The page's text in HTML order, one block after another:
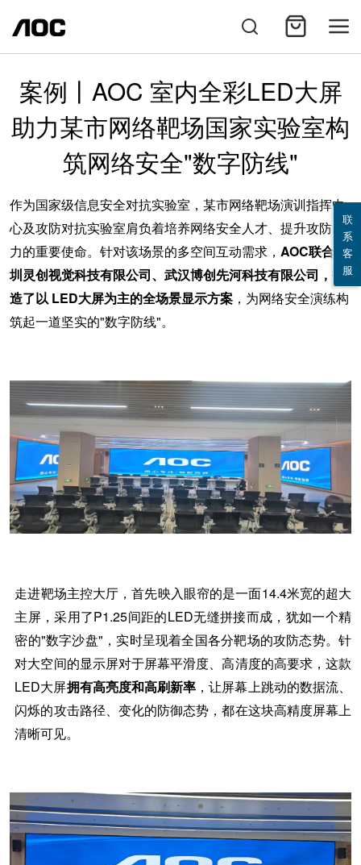
案例丨AOC 室内全彩LED大屏
助力某市网络靶场国家实验室构
筑网络安全"数字防线"
作为国家级信息安全对抗实验室，某市网络靶场演训指挥中
心及攻防对抗实验室肩负着培养网络安全人才、提升攻防能
力的重要使命。针对该场景的多空间互动需求， AOC联合深
圳灵创视觉科技有限公司、武汉博创先河科技有限公司，打
造了以 LED大屏为主的全场景显示方案，为网络安全演练构
筑起一道坚实的"数字防线"。
走进靶场主控大厅，首先映入眼帘的是一面14.4米宽的超大
主屏，采用了P1.25间距的LED无缝拼接而成，犹如一个精
密的"数字沙盘"，实时呈现着全国各分靶场的攻防态势。针
对大空间的显示屏对于屏幕平滑度、高清度的高要求，这款
LED大屏拥有高亮度和高刷新率 ，让屏幕上跳动的数据流、
闪烁的攻击路径、变化的防御态势，都在这块高精度屏幕上
清晰可见。
联
系
客
服